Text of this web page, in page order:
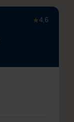
★4,6